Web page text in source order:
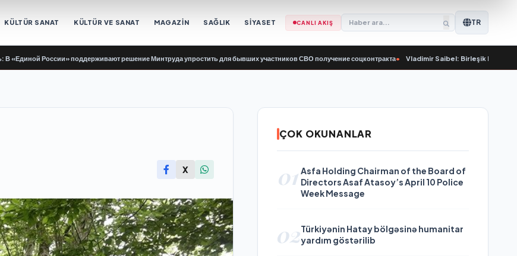
KÜLTÜR SANAT KÜLTÜR VE SANAT MAGAZİN SAĞLIK SİYASET CANLI AKIŞ TR
России» поддерживают решение Минтруда упростить для бывших участников СВО получение соцконтракта• Vladimir Saibel: Birleşik Rusya, Çalışma
X
ÇOK OKUNANLAR
01 Asfa Holding Chairman of the Board of
Directors Asaf Atasoy’s April 10 Police
Week Message
02Türkiyənin Hatay bölgəsinə humanitar
yardım göstərilib